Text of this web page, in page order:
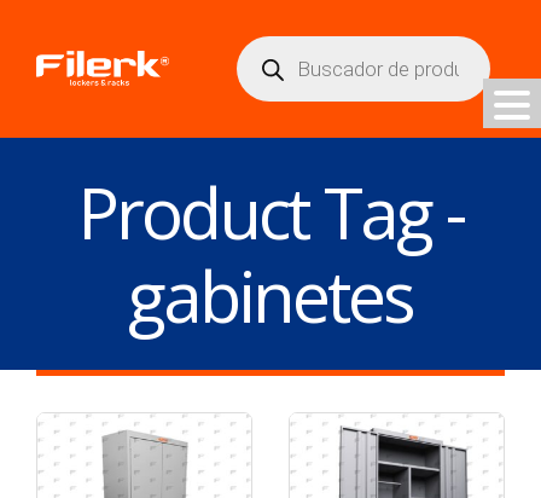
Búsqueda
de
productos
Product Tag -
gabinetes